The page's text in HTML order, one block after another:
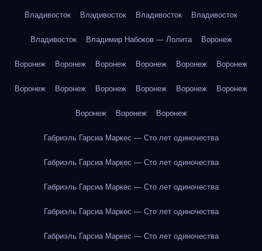
Владивосток Владивосток Владивосток Владивосток
Владивосток Владимир Набоков — Лолита Воронеж
Воронеж Воронеж Воронеж Воронеж Воронеж Воронеж
Воронеж Воронеж Воронеж Воронеж Воронеж Воронеж
Воронеж Воронеж Воронеж
Габриэль Гарсиа Маркес — Сто лет одиночества
Габриэль Гарсиа Маркес — Сто лет одиночества
Габриэль Гарсиа Маркес — Сто лет одиночества
Габриэль Гарсиа Маркес — Сто лет одиночества
Габриэль Гарсиа Маркес — Сто лет одиночества